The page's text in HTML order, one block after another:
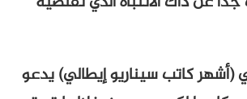
(أشهر كاتب سيناريو إيطالي) يدعو